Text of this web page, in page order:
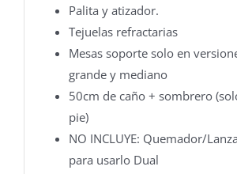
Palita y atizador.
Tejuelas refractarias
Mesas soporte solo en
grande y mediano
50cm de caño + sombrero
pie)
NO INCLUYE: Quemador/
para usarlo Dual